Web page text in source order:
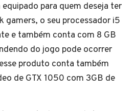
para quem deseja ter
gamers, o seu processador i5
e também conta com 8 GB
do jogo pode ocorrer
produto conta também
de GTX 1050 com 3GB de